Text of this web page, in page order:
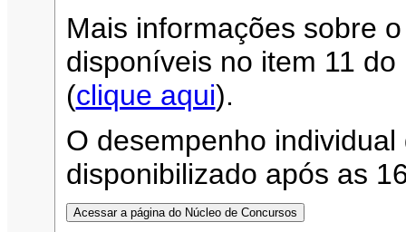
Mais informações sobre
disponíveis no item 11
(clique aqui).
O desempenho
disponibilizado após as